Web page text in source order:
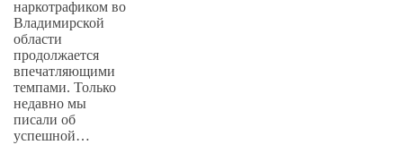
наркотрафиком во
Владимирской
области
продолжается
впечатляющими
темпами. Только
недавно мы
писали об
успешной…